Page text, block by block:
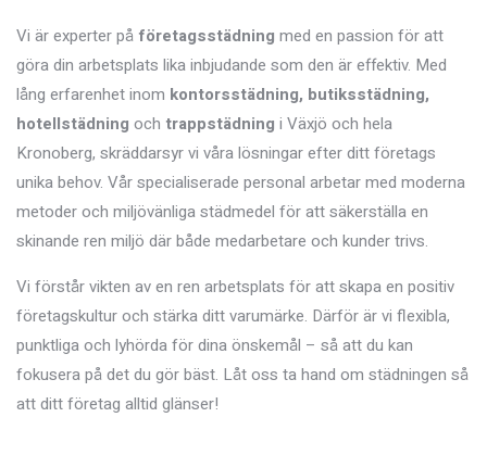
Vi är experter på företagsstädning med en passion för att
göra din arbetsplats lika inbjudande som den är effektiv. Med
lång erfarenhet inom kontorsstädning, butiksstädning,
hotellstädning och trappstädning i Växjö och hela
Kronoberg, skräddarsyr vi våra lösningar efter ditt företags
unika behov. Vår specialiserade personal arbetar med moderna
metoder och miljövänliga städmedel för att säkerställa en
skinande ren miljö där både medarbetare och kunder trivs.
Vi förstår vikten av en ren arbetsplats för att skapa en positiv
företagskultur och stärka ditt varumärke. Därför är vi flexibla,
punktliga och lyhörda för dina önskemål – så att du kan
fokusera på det du gör bäst. Låt oss ta hand om städningen så
att ditt företag alltid glänser!